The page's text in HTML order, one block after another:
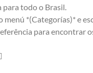
para todo o Brasil.
menú *(Categorías)* e
para encontrar